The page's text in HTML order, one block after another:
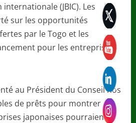
(JBIC). Les
sur les opportunités
par le Togo et les
pour les entreprises
au Président du Conseil nos
de prêts pour montrer
japonaises pourraient